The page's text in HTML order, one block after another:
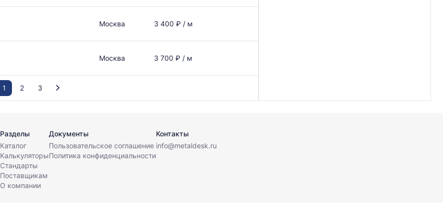
Москва 3 400 ₽ / м
Москва 3 700 ₽ / м
1 2 3
Разделы
Каталог
Калькуляторы
Стандарты
Поставщикам
О компании
Документы
Пользовательское соглашение
Политика конфиденциальности
Контакты
info@metaldesk.ru